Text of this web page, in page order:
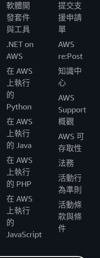
軟體開
發套件
與工具
.NET on
AWS
在 AWS
上執行
的
Python
在 AWS
上執行
的 Java
在 AWS
上執行
的 PHP
在 AWS
上執行
的
JavaScript
提交支
援申請
單
AWS
re:Post
知識中
心
AWS
Support
概觀
AWS 可
存取性
法務
活動行
為準則
活動條
款與條
件